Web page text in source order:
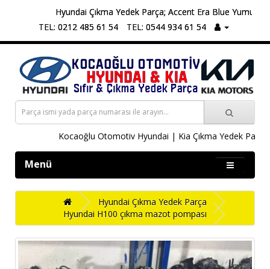
Hyundai Çıkma Yedek Parça; Accent Era Blue
TEL: 0212 485 61 54
TEL: 0544 934 61 54
Kocaoğlu Otomotiv Hyundai | Kia Çıkma Yedek Parça
Menü
Hyundai Çıkma Yedek Parça
Hyundai H100 çıkma mazot pompası